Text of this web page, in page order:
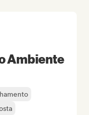
Ambiente